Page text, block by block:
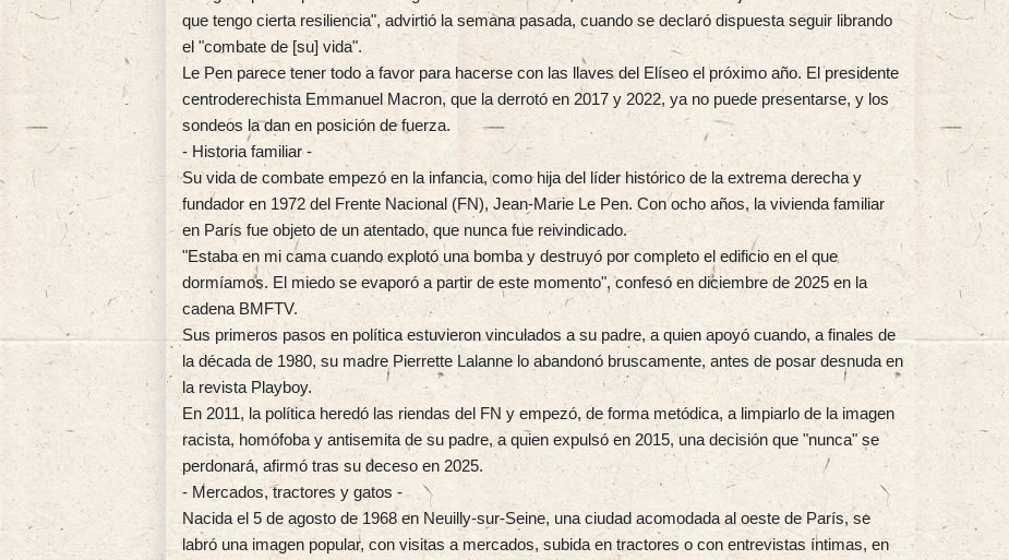
que tengo cierta resiliencia", advirtió la semana pasada, cuando se declaró dispuesta seguir librando
el "combate de [su] vida".
Le Pen parece tener todo a favor para hacerse con las llaves del Elíseo el próximo año. El presidente
centroderechista Emmanuel Macron, que la derrotó en 2017 y 2022, ya no puede presentarse, y los
sondeos la dan en posición de fuerza.
- Historia familiar -
Su vida de combate empezó en la infancia, como hija del líder histórico de la extrema derecha y
fundador en 1972 del Frente Nacional (FN), Jean-Marie Le Pen. Con ocho años, la vivienda familiar
en París fue objeto de un atentado, que nunca fue reivindicado.
"Estaba en mi cama cuando explotó una bomba y destruyó por completo el edificio en el que
dormíamos. El miedo se evaporó a partir de este momento", confesó en diciembre de 2025 en la
cadena BMFTV.
Sus primeros pasos en política estuvieron vinculados a su padre, a quien apoyó cuando, a finales de
la década de 1980, su madre Pierrette Lalanne lo abandonó bruscamente, antes de posar desnuda en
la revista Playboy.
En 2011, la política heredó las riendas del FN y empezó, de forma metódica, a limpiarlo de la imagen
racista, homófoba y antisemita de su padre, a quien expulsó en 2015, una decisión que "nunca" se
perdonará, afirmó tras su deceso en 2025.
- Mercados, tractores y gatos -
Nacida el 5 de agosto de 1968 en Neuilly-sur-Seine, una ciudad acomodada al oeste de París, se
labró una imagen popular, con visitas a mercados, subida en tractores o con entrevistas íntimas, en